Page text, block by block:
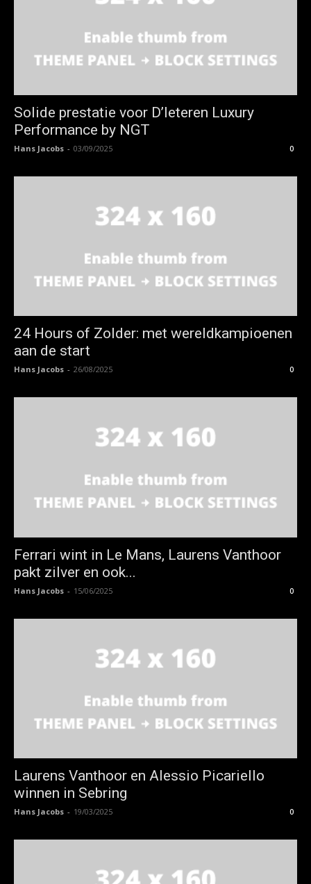
Solide prestatie voor D’Ieteren Luxury
Performance by NGT
Hans Jacobs - 03/09/2025 0
24 Hours of Zolder: met wereldkampioenen
aan de start
Hans Jacobs - 26/08/2025 0
Ferrari wint in Le Mans, Laurens Vanthoor
pakt zilver en ook...
Hans Jacobs - 15/06/2025 0
Laurens Vanthoor en Alessio Picariello
winnen in Sebring
Hans Jacobs - 19/03/2025 0